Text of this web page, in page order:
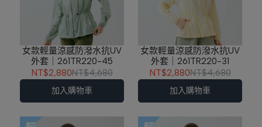
女款輕量涼感防潑水抗UV
外套｜261TR220-45
NT$2,880NT$4,680
加入購物車
女款輕量涼感防潑水抗UV
外套｜261TR220-31
NT$2,880NT$4,680
加入購物車